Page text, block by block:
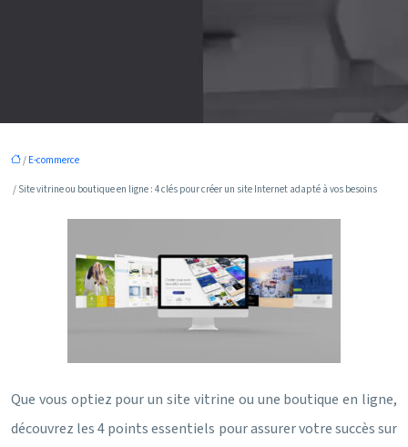
/ E-commerce
/ Site vitrine ou boutique en ligne : 4 clés pour créer un site Internet adapté à vos besoins
Que vous optiez pour un site vitrine ou une boutique en ligne,
découvrez les 4 points essentiels pour assurer votre succès sur